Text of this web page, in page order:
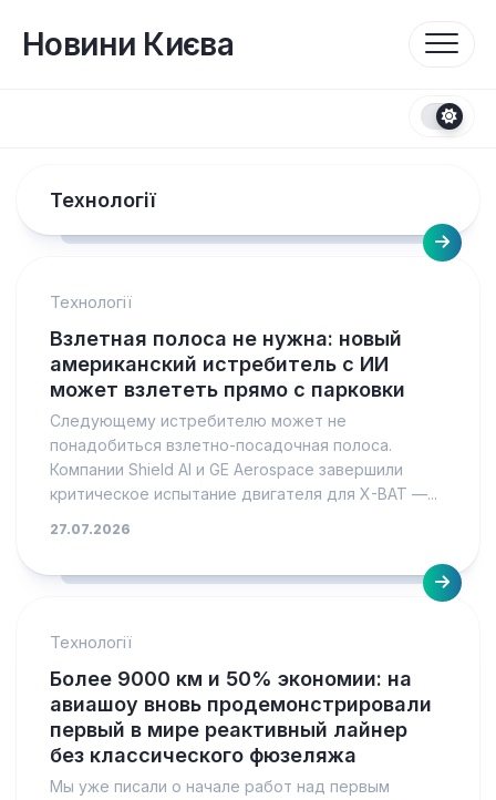
вмістуНовини Києва
Технології
Технології
Взлетная полоса не нужна: новый
американский истребитель с ИИ
может взлететь прямо с парковки
Следующему истребителю может не
понадобиться взлетно-посадочная полоса.
Компании Shield AI и GE Aerospace завершили
критическое испытание двигателя для X-BAT —...
27.07.2026
Технології
Более 9000 км и 50% экономии: на
авиашоу вновь продемонстрировали
первый в мире реактивный лайнер
без классического фюзеляжа
Мы уже писали о начале работ над первым